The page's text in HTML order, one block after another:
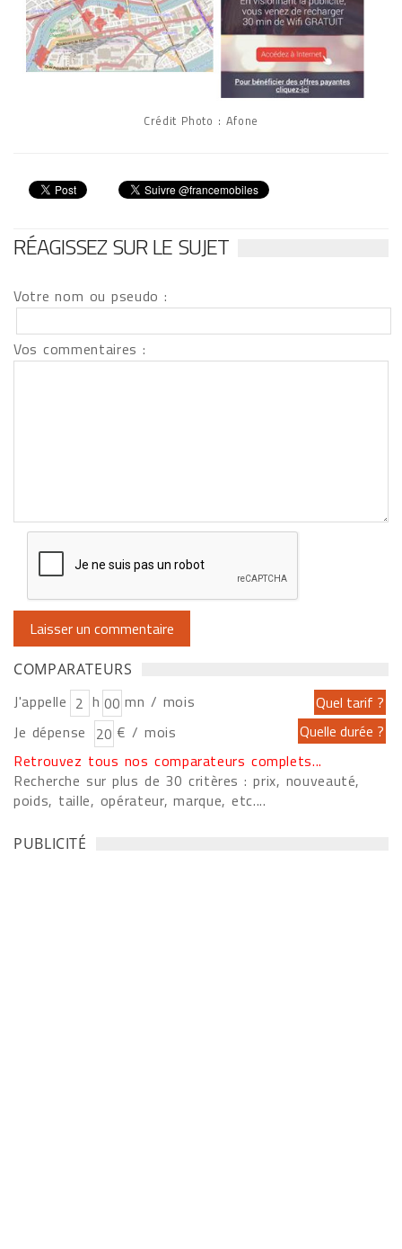
Crédit Photo : Afone
RÉAGISSEZ SUR LE SUJET
Votre nom ou pseudo :
Vos commentaires :
COMPARATEURS
J'appelle h
mn / mois
Je dépense
€ / mois
Retrouvez tous nos comparateurs complets...
Recherche sur plus de 30 critères : prix, nouveauté,
poids, taille, opérateur, marque, etc....
PUBLICITÉ